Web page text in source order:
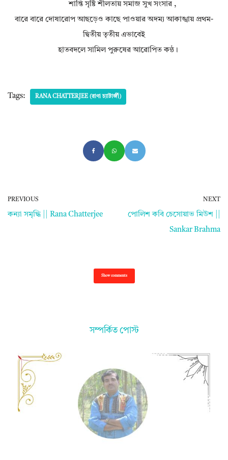
শান্তি সৃষ্টি শীলতায় সমাজ সুখ সংসার ,
বারে বারে দোষারোপ আছড়েও কাছে পাওয়ার অদম্য আকাঙ্খায় প্রথম-
দ্বিতীয় তৃতীয় এভাবেই
হাতবদলে সামিল পুরুষের আরোপিত কন্ঠ।
Tags: RANA CHATTERJEE (রাণা চ্যাটার্জী)
PREVIOUS
কন্যা সমৃদ্ধি || Rana Chatterjee
NEXT
পোলিশ কবি চেসোয়াভ মিউশ ||
Sankar Brahma
Show comments
সম্পর্কিত পোস্ট